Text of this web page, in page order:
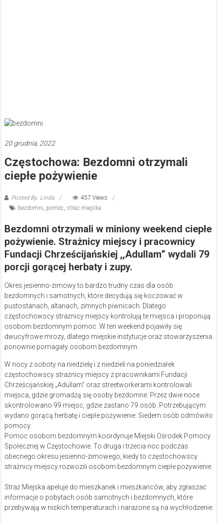
20 grudnia, 2022
Częstochowa: Bezdomni otrzymali
ciepłe pożywienie
Posted By: Linda
457 Views
bezdomni, pomoc, straż miejska
Bezdomni otrzymali w miniony weekend ciepłe
pożywienie. Strażnicy miejscy i pracownicy
Fundacji Chrześcijańskiej ,,Adullam” wydali 79
porcji gorącej herbaty i zupy.
Okres jesienno-zimowy to bardzo trudny czas dla osób
bezdomnych i samotnych, które decydują się koczować w
pustostanach, altanach, zimnych piwnicach. Dlatego
częstochowscy strażnicy miejscy kontrolują te miejsca i proponują
osobom bezdomnym pomoc. W ten weekend pojawiły się
dwucyfrowe mrozy, dlatego miejskie instytucje oraz stowarzyszenia
ponownie pomagały osobom bezdomnym.
W nocy z soboty na niedzielę i z niedzieli na poniedziałek
częstochowscy strażnicy miejscy z pracownikami Fundacji
Chrześcijańskiej „Adullam” oraz streetworkerami kontrolowali
miejsca, gdzie gromadzą się osoby bezdomne. Przez dwie noce
skontrolowano 99 miejsc, gdzie zastano 79 osób. Potrzebującym
wydano gorącą herbatę i ciepłe pożywienie. Siedem osób odmówiło
pomocy.
Pomoc osobom bezdomnym koordynuje Miejski Ośrodek Pomocy
Społecznej w Częstochowie. To druga i trzecia noc podczas
obecnego okresu jesienno-zimowego, kiedy to częstochowscy
strażnicy miejscy rozwozili osobom bezdomnym ciepłe pożywienie.
Straż Miejska apeluje do mieszkanek i mieszkańców, aby zgłaszać
informacje o pobytach osób samotnych i bezdomnych, które
przebywają w niskich temperaturach i narażone są na wychłodzenie.